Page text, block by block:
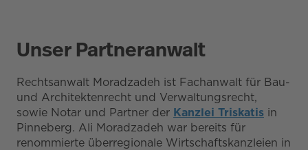
Unser Partneranwalt
Rechtsanwalt Moradzadeh ist Fachanwalt für Bau-
und Architektenrecht und Verwaltungsrecht,
sowie Notar und Partner der Kanzlei Triskatis in
Pinneberg. Ali Moradzadeh war bereits für
renommierte überregionale Wirtschaftskanzleien in